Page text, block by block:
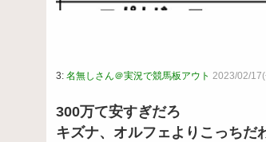
3: 名無しさん＠実況で競馬板アウト 2023/02/
300万て安すぎだろ
キズナ、オルフェよりこっちだ